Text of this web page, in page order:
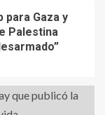
para Gaza y
Palestina